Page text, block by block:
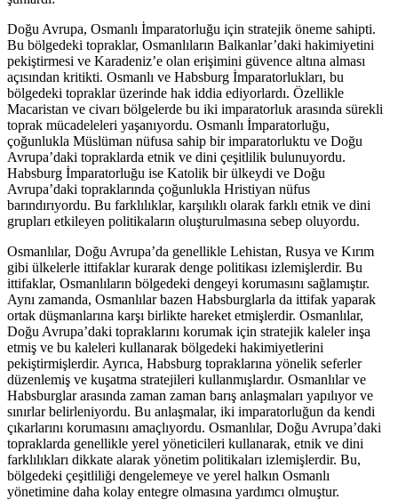
Doğu Avrupa, Osmanlı İmparatorluğu için stratejik öneme sahipti.
Bu bölgedeki topraklar, Osmanlıların Balkanlar’daki hakimiyetini
pekiştirmesi ve Karadeniz’e olan erişimini güvence altına alması
açısından kritikti. Osmanlı ve Habsburg İmparatorlukları, bu
bölgedeki topraklar üzerinde hak iddia ediyorlardı. Özellikle
Macaristan ve civarı bölgelerde bu iki imparatorluk arasında sürekli
toprak mücadeleleri yaşanıyordu. Osmanlı İmparatorluğu,
çoğunlukla Müslüman nüfusa sahip bir imparatorluktu ve Doğu
Avrupa’daki topraklarda etnik ve dini çeşitlilik bulunuyordu.
Habsburg İmparatorluğu ise Katolik bir ülkeydi ve Doğu
Avrupa’daki topraklarında çoğunlukla Hristiyan nüfus
barındırıyordu. Bu farklılıklar, karşılıklı olarak farklı etnik ve dini
grupları etkileyen politikaların oluşturulmasına sebep oluyordu.
Osmanlılar, Doğu Avrupa’da genellikle Lehistan, Rusya ve Kırım
gibi ülkelerle ittifaklar kurarak denge politikası izlemişlerdir. Bu
ittifaklar, Osmanlıların bölgedeki dengeyi korumasını sağlamıştır.
Aynı zamanda, Osmanlılar bazen Habsburglarla da ittifak yaparak
ortak düşmanlarına karşı birlikte hareket etmişlerdir. Osmanlılar,
Doğu Avrupa’daki topraklarını korumak için stratejik kaleler inşa
etmiş ve bu kaleleri kullanarak bölgedeki hakimiyetlerini
pekiştirmişlerdir. Ayrıca, Habsburg topraklarına yönelik seferler
düzenlemiş ve kuşatma stratejileri kullanmışlardır. Osmanlılar ve
Habsburglar arasında zaman zaman barış anlaşmaları yapılıyor ve
sınırlar belirleniyordu. Bu anlaşmalar, iki imparatorluğun da kendi
çıkarlarını korumasını amaçlıyordu. Osmanlılar, Doğu Avrupa’daki
topraklarda genellikle yerel yöneticileri kullanarak, etnik ve dini
farklılıkları dikkate alarak yönetim politikaları izlemişlerdir. Bu,
bölgedeki çeşitliliği dengelemeye ve yerel halkın Osmanlı
yönetimine daha kolay entegre olmasına yardımcı olmuştur.